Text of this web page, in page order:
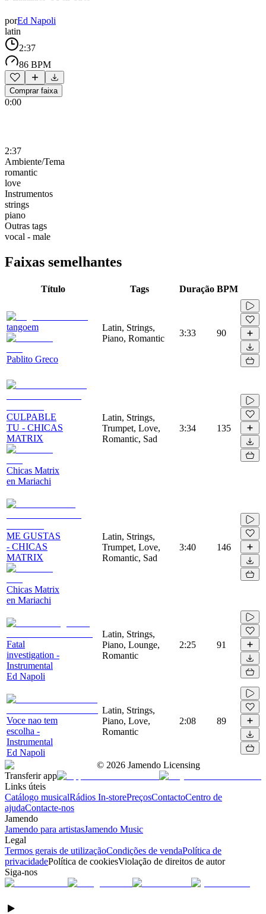
porEd Napoli
latin
2:37
86 BPM
Comprar faixa
0:00
2:37
Ambiente/Tema
romantic
love
Instrumentos
strings
piano
Outras tags
vocal - male
Faixas semelhantes
Título Tags Duração BPM
tangoem
Pablito Greco
Latin, Strings,
Piano, Romantic
3:33 90
CULPABLE
TU - CHICAS
MATRIX
Chicas Matrix
en Mariachi
Latin, Strings,
Trumpet, Love,
Romantic, Sad
3:34 135
ME GUSTAS
- CHICAS
MATRIX
Chicas Matrix
en Mariachi
Latin, Strings,
Trumpet, Love,
Romantic, Sad
3:40 146
Fatal
investigation -
Instrumental
Ed Napoli
Latin, Strings,
Piano, Lounge,
Romantic
2:25 91
Voce nao tem
escolha -
Instrumental
Ed Napoli
Latin, Strings,
Piano, Love,
Romantic
2:08 89
© 2026 Jamendo Licensing
Transferir app
Links úteis
Catálogo musicalRádios In-storePreçosContactoCentro de
ajudaContacte-nos
Jamendo
Jamendo para artistasJamendo Music
Legal
Termos gerais de utilizaçãoCondições de vendaPolítica de
privacidadePolítica de cookiesViolação de direitos de autor
Siga-nos